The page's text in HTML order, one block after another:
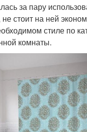
за пару
стоит на ней
стиле по
комнаты.